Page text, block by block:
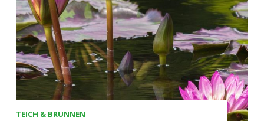
TEICH & BRUNNEN